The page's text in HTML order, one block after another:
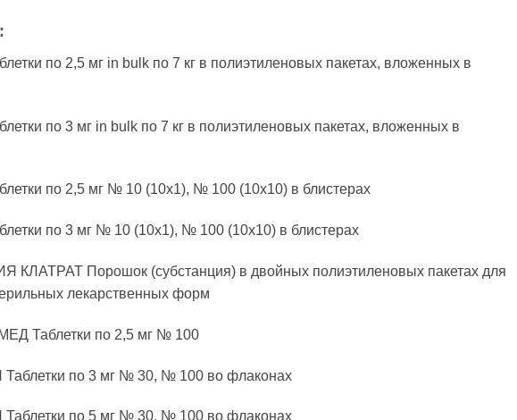
по 2,5 мг in bulk по 7 кг в полиэтиленовых пакетах, вложенных в
по 3 мг in bulk по 7 кг в полиэтиленовых пакетах, вложенных в
по 2,5 мг № 10 (10х1), № 100 (10х10) в блистерах
по 3 мг № 10 (10х1), № 100 (10х10) в блистерах
Порошок (субстанция) в двойных полиэтиленовых пакетах для
лекарственных форм
Таблетки по 2,5 мг № 100
по 3 мг № 30, № 100 во флаконах
по 5 мг № 30, № 100 во флаконах